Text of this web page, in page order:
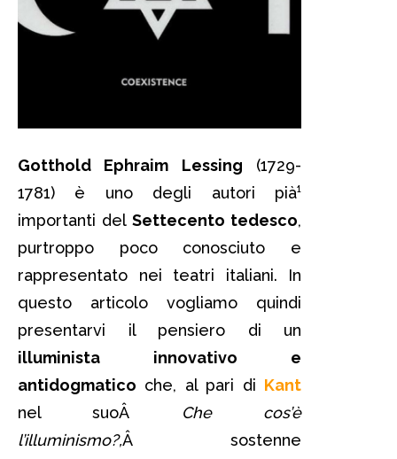
Gotthold Ephraim Lessing (1729-
1781) è uno degli autori pià¹
importanti del Settecento tedesco,
purtroppo poco conosciuto e
rappresentato nei teatri italiani. In
questo articolo vogliamo quindi
presentarvi il pensiero di un
illuminista innovativo e
antidogmatico che, al pari di Kant
nel suoÂ
Che cos’è
l’illuminismo?,Â sostenne